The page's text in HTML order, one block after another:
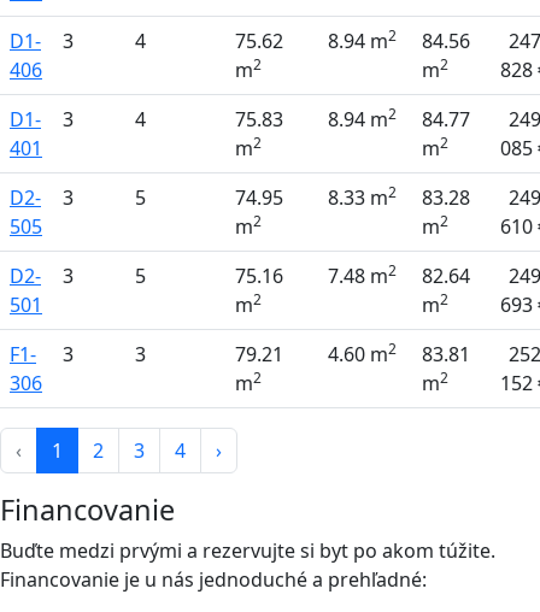
D1-
406
3 4
75.62
m2
8.94 m2
84.56
m2
247
828
D1-
401
3 4
75.83
m2
8.94 m2
84.77
m2
249
085
D2-
505
3 5
74.95
m2
8.33 m2
83.28
m2
249
610
D2-
501
3 5
75.16
m2
7.48 m2
82.64
m2
249
693
F1-
306
3 3
79.21
m2
4.60 m2
83.81
m2
252
152
‹ 1 2 3 4 ›
Financovanie
Buďte medzi prvými a rezervujte si byt po akom túžite.
Financovanie je u nás jednoduché a prehľadné: